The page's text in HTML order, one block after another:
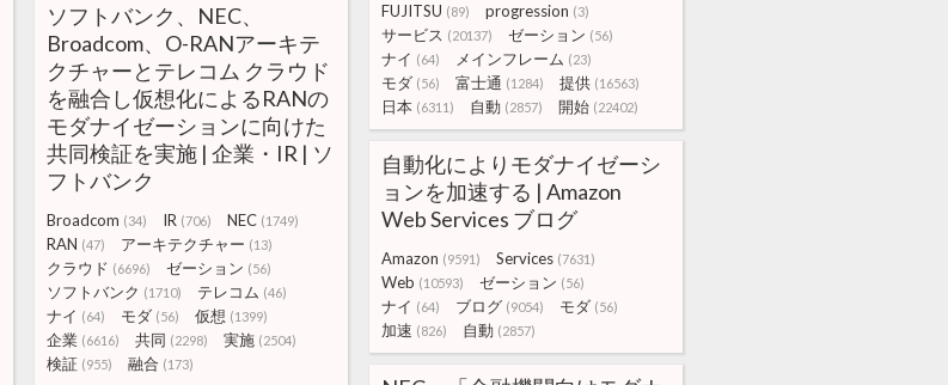
FUJITSU (89) progression (3)
サービス (20137) ゼーション (56)
ナイ (64) メインフレーム (23)
モダ (56) 富士通 (1284) 提供 (16563)
日本 (6311) 自動 (2857) 開始 (22402)
ソフトバンク、NEC、
Broadcom、O-RANアーキテ
クチャーとテレコム クラウド
を融合し仮想化によるRANの
モダナイゼーションに向けた
共同検証を実施 | 企業・IR | ソ
フトバンク
Broadcom (34) IR (706) NEC (1749)
RAN (47) アーキテクチャー (13)
クラウド (6696) ゼーション (56)
ソフトバンク (1710) テレコム (46)
ナイ (64) モダ (56) 仮想 (1399)
企業 (6616) 共同 (2298) 実施 (2504)
検証 (955) 融合 (173)
自動化によりモダナイゼーシ
ョンを加速する | Amazon
Web Services ブログ
Amazon (9591) Services (7631)
Web (10593) ゼーション (56)
ナイ (64) ブログ (9054) モダ (56)
加速 (826) 自動 (2857)